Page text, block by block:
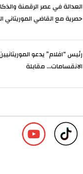
العدالة في عصر الرقمنة
حصرية مع القاضي
رئيس “افلام” يدعو
الانقسامات... مقابلة